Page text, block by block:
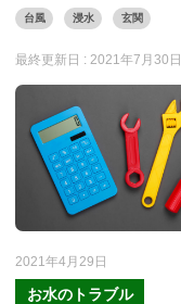
台風 浸水 玄関
最終更新日 : 2021年7月30日
2021年4月29日
お水のトラブル